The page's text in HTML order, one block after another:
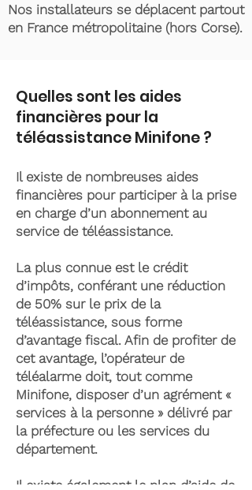
Nos installateurs se déplacent partout
en France métropolitaine (hors Corse).
Quelles sont les aides
financières pour la
téléassistance Minifone ?
Il existe de nombreuses aides
financières pour participer à la prise
en charge d’un abonnement au
service de téléassistance.
La plus connue est le crédit
d’impôts, conférant une réduction
de 50% sur le prix de la
téléassistance, sous forme
d’avantage fiscal. Afin de profiter de
cet avantage, l’opérateur de
téléalarme doit, tout comme
Minifone, disposer d’un agrément «
services à la personne » délivré par
la préfecture ou les services du
département.
Il existe également le plan d’aide de